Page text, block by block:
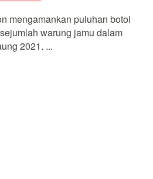
mengamankan puluhan botol
warung jamu dalam
2021. ...